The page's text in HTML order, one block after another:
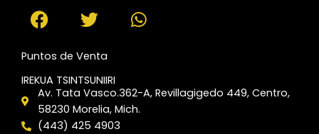
a
c
e
b
o
o
k
w
i
t
t
e
r
h
a
a
p
p
Puntos de Venta
IREKUA TSINTSUNIIRI
Av. Tata Vasco.362-A, Revillagigedo 449, Centro,
58230 Morelia, Mich.
(443) 425 4903